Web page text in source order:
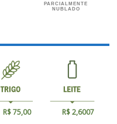
PARCIALMENTE
NUBLADO
R$ 75,00 R$ 2,6007